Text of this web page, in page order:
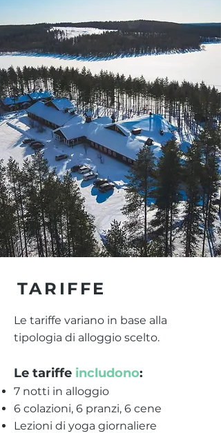
TARIFFE
Le tariffe variano in base alla
tipologia di alloggio scelto.
Le tariffe includono:
7 notti in alloggio
6 colazioni, 6 pranzi, 6 cene
Lezioni di yoga giornaliere